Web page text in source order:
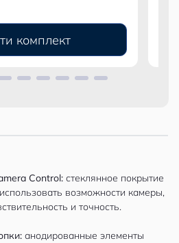
комплект
Control: стеклянное покрытие
возможности камеры,
и точность.
анодированные элементы